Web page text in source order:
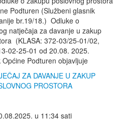
Podturen (Službeni glasnik
br.19/18.) Odluke o
natječaja za davanje u zakup
(KLASA: 372-03/25-01/02,
02-25-01 od 20.08. 2025.
Podturen objavljuje
ZA DAVANJE U ZAKUP
PROSTORA
u 11:34 sati